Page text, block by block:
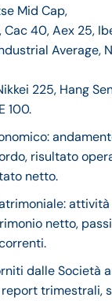
Mid Cap,
Cac 40, Aex 25,
Average,
225, Hang
100.
risultato
netto.
netto,
dalle Società
trimestrali,